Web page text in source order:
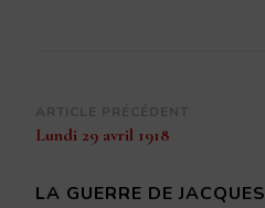
Navigation
d’article
Lundi 29 avril 1918
LA GUERRE DE JACQUES